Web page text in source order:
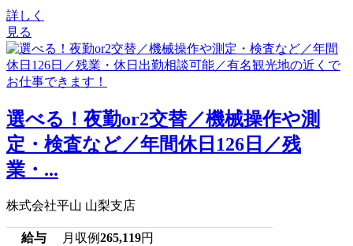
詳しく
見る
選べる！夜勤or2交替／機械操作や測
定・検査など／年間休日126日／残
業・...
株式会社平山 山梨支店
給与 月収例265,119円